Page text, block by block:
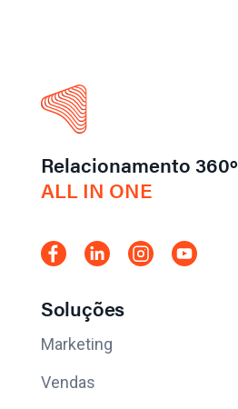
Relacionamento 360º
ALL IN ONE
Soluções
Marketing
Vendas